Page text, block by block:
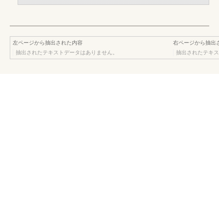
左ページから抽出された内容
抽出されたテキストデータはありません。
右ページから抽出
抽出されたテキ